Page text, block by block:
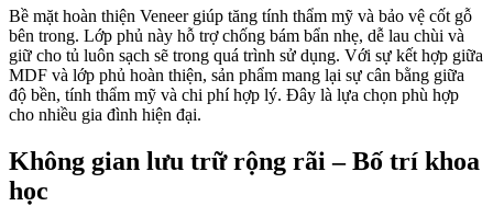
Bề mặt hoàn thiện Veneer giúp tăng tính thẩm mỹ và bảo vệ cốt gỗ
bên trong. Lớp phủ này hỗ trợ chống bám bẩn nhẹ, dễ lau chùi và
giữ cho tủ luôn sạch sẽ trong quá trình sử dụng. Với sự kết hợp giữa
MDF và lớp phủ hoàn thiện, sản phẩm mang lại sự cân bằng giữa
độ bền, tính thẩm mỹ và chi phí hợp lý. Đây là lựa chọn phù hợp
cho nhiều gia đình hiện đại.
Không gian lưu trữ rộng rãi – Bố trí khoa
học